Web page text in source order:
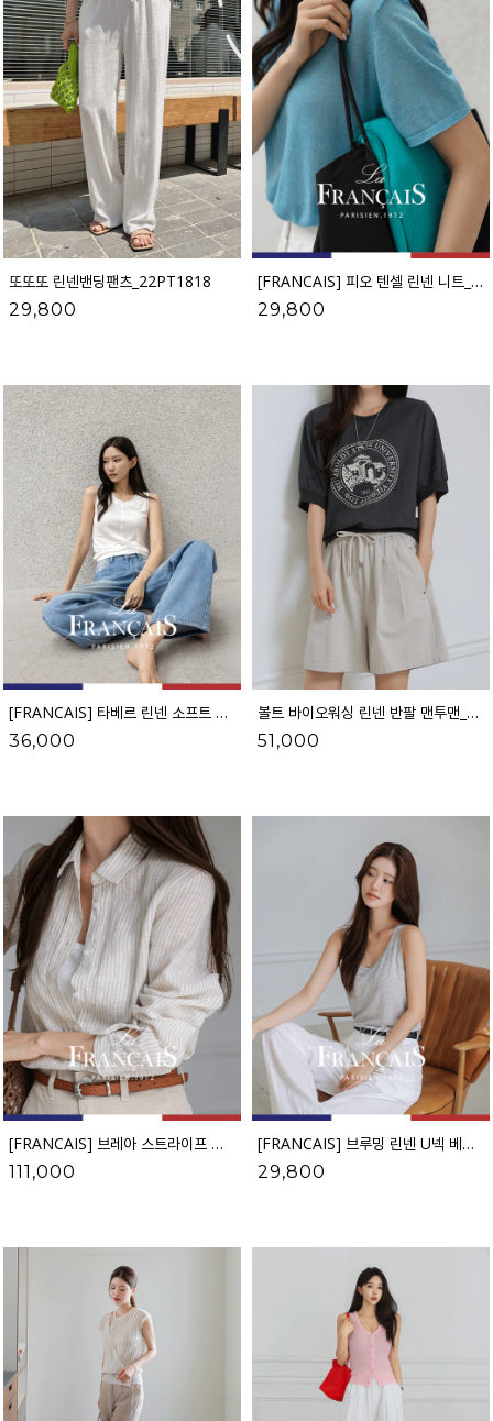
또또또 린넨밴딩팬츠_22PT1818
29,800
[FRANCAIS] 피오 텐셀 린넨 니트_F6H522KN
29,800
[FRANCAIS] 타베르 린넨 소프트 텐셀 나시_F6H498TS
36,000
볼트 바이오워싱 린넨 반팔 맨투맨_62TS2789
51,000
[FRANCAIS] 브레아 스트라이프 린넨 셔츠_F6H489TS
111,000
[FRANCAIS] 브루밍 린넨 U넥 베이직 니트 나시_F6H485KN
29,800